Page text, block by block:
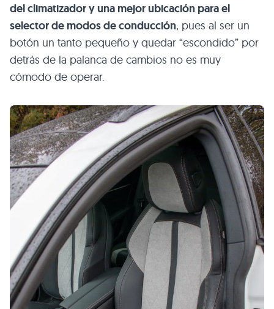
del climatizador y una mejor ubicación para el
selector de modos de conducción, pues al ser un
botón un tanto pequeño y quedar “escondido” por
detrás de la palanca de cambios no es muy
cómodo de operar.